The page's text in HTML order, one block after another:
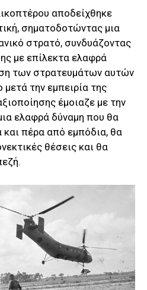
αποδείχθηκε
σηματοδοτώντας μια
στρατό, συνδυάζοντας
με επίλεκτα ελαφρά
των στρατευμάτων αυτών
μετά την εμπειρία της
έμοιαζε με την
ελαφρά δύναμη που θα
πέρα από εμπόδια, θα
θέσεις και θα